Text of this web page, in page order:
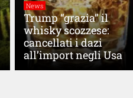
News
Trump “grazia” il
whisky scozzese:
cancellati i dazi
all’import negli Usa